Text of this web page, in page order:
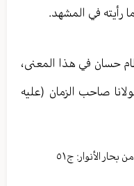
رأيته في المشهد.
حسان في هذا المعنى،
صاحب الزمان (عليه
بحار الأنوار: ج٥١